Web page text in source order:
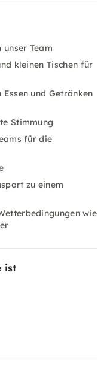
Team
kleinen Tischen für
und Getränken
Stimmung
für die
zu einem
wie
ist